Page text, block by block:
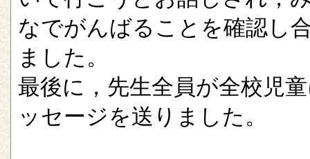
なでがんばることを確認し
ました。
最後に，先生全員が全校児
ッセージを送りました。